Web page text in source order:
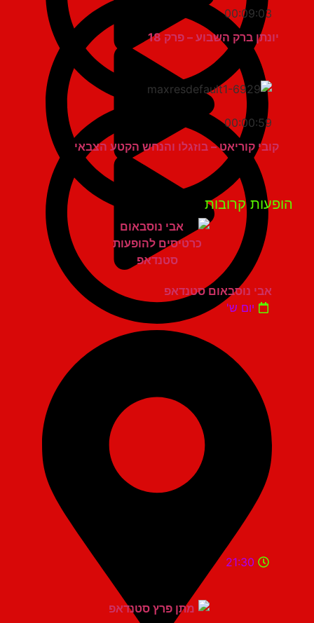
00:09:03
יונתן ברק השבוע – פרק 18
00:00:59
קובי קוריאט – בוזגלו והנחש הקטע הצבאי
קרובות
אבי נוסבאום סטנדאפ
יום ש'
21:30